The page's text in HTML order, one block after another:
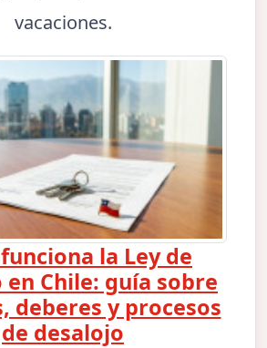
vacaciones.
la Ley de
Chile: guía sobre
deberes y procesos
de desalojo